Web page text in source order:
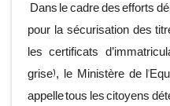
Dans le cadre des efforts
pour la sécurisation des
les certificats
grise), le Ministère de
appelle tous les citoyens